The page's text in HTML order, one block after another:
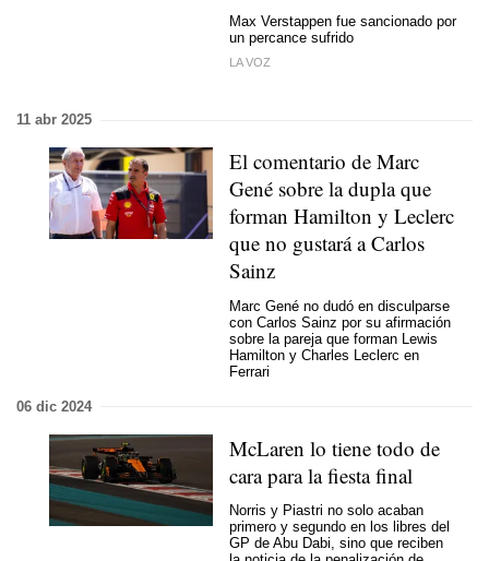
Max Verstappen fue sancionado por
un percance sufrido
LA VOZ
11 abr 2025
El comentario de Marc
Gené sobre la dupla que
forman Hamilton y Leclerc
que no gustará a Carlos
Sainz
Marc Gené no dudó en disculparse
con Carlos Sainz por su afirmación
sobre la pareja que forman Lewis
Hamilton y Charles Leclerc en
Ferrari
06 dic 2024
McLaren lo tiene todo de
cara para la fiesta final
Norris y Piastri no solo acaban
primero y segundo en los libres del
GP de Abu Dabi, sino que reciben